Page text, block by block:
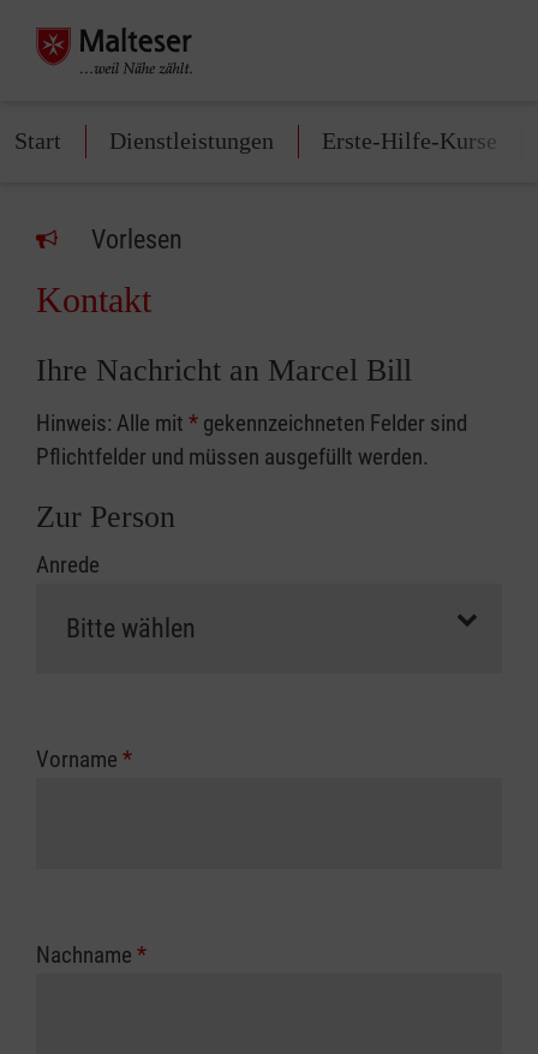
Start Dienstleistungen Erste-Hilfe-Kurse
Vorlesen
Kontakt
Ihre Nachricht an Marcel Bill
Hinweis: Alle mit * gekennzeichneten Felder sind
Pflichtfelder und müssen ausgefüllt werden.
Zur Person
Anrede
Vorname *
Nachname *